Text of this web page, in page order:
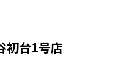
台1号店